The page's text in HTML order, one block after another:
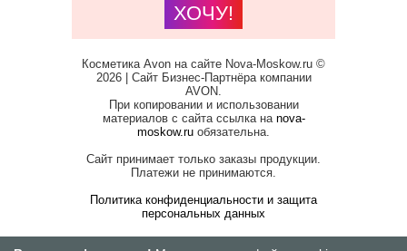
ХОЧУ!
Косметика Avon на сайте Nova-Moskow.ru ©
2026 | Сайт Бизнес-Партнёра компании
AVON.
При копировании и использовании
материалов с сайта ссылка на nova-
moskow.ru обязательна.
Сайт принимает только заказы продукции.
Платежи не принимаются.
Политика конфиденциальности и защита
персональных данных